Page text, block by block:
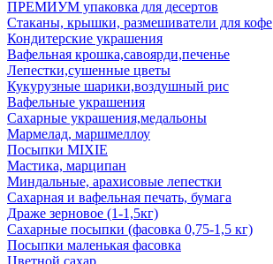
ПРЕМИУМ упаковка для десертов
Стаканы, крышки, размешиватели для кофе
Кондитерские украшения
Вафельная крошка,савоярди,печенье
Лепестки,сушенные цветы
Кукурузные шарики,воздушный рис
Вафельные украшения
Сахарные украшения,медальоны
Мармелад, маршмеллоу
Посыпки MIXIE
Мастика, марципан
Миндальные, арахисовые лепестки
Сахарная и вафельная печать, бумага
Драже зерновое (1-1,5кг)
Сахарные посыпки (фасовка 0,75-1,5 кг)
Посыпки маленькая фасовка
Цветной сахар